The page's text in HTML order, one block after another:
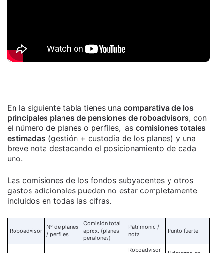
En la siguiente tabla tienes una comparativa de los
principales planes de pensiones de roboadvisors, con
el número de planes o perfiles, las comisiones totales
estimadas (gestión + custodia de los planes) y una
breve nota destacando el posicionamiento de cada
uno.
Las comisiones de los fondos subyacentes y otros
gastos adicionales pueden no estar completamente
incluidos en todas las cifras.
Roboadvisor
Nº de planes
/ perfiles
Comisión total
aprox. (planes
pensiones)
Patrimonio /
nota
Punto fuerte
Roboadvisor